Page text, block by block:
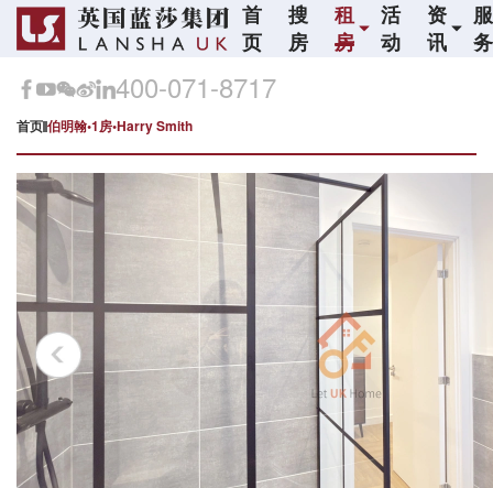
首
页
搜
房
租
房
活
动
资
讯
服
务
400-071-8717
首页 伯明翰•1房•Harry Smith